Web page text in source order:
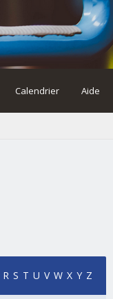
Calendrier Aide
R S T U V W X Y Z